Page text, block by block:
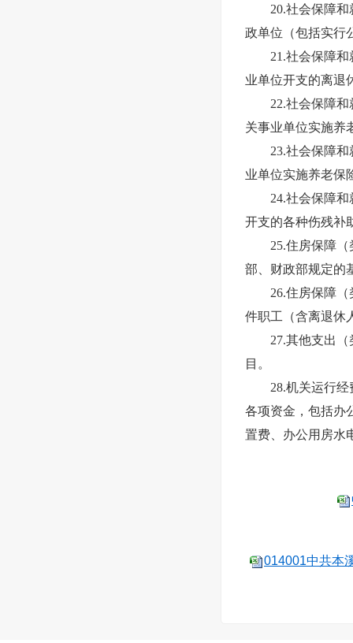
20.社会保障和就
政单位（包括实行
21.社会保障和就
业单位开支的离退
22.社会保障和就
关事业单位实施养
23.社会保障和就
业单位实施养老保
24.社会保障和就
开支的各种伤残补
25.住房保障（类
部、财政部规定的
26.住房保障（类
件职工（含离退休
27.其他支出（类
目。
28.机关运行经费
各项资金，包括办
置费、办公用房水
014001中共本